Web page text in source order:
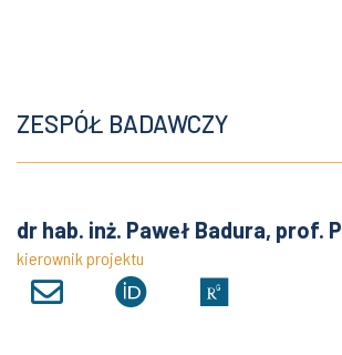
ZESPÓŁ BADAWCZY
dr hab. inż. Paweł Badura, prof.
kierownik projektu